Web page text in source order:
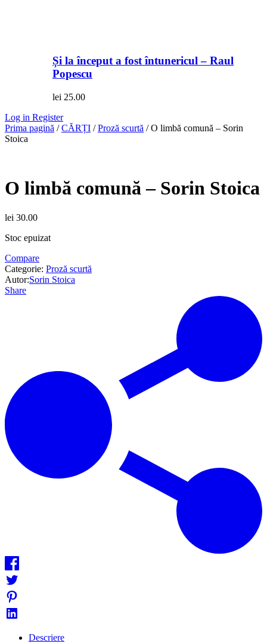
Și la început a fost întunericul – Raul
Popescu
lei 25.00
Log in Register
Prima pagină /CĂRȚI /Proză scurtă / O limbă comună – Sorin
Stoica
O limbă comună – Sorin Stoica
lei 30.00
Stoc epuizat
Compare
Categorie: Proză scurtă
Autor:Sorin Stoica
Share
Descriere